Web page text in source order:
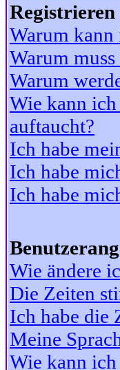
Warum
Warum
Warum
Wie kann
auftaucht?
Ich habe
Ich habe
Ich habe
Wie ändere
Die Zeiten
Ich habe die
Meine
Wie kann